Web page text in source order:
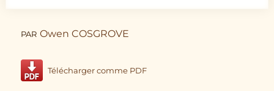
PAR Owen COSGROVE
Télécharger comme PDF